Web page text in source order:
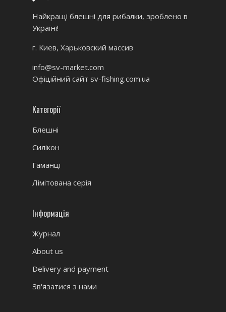
Найкращі блешні для рибалки, зроблено в
Україні!
г. Киев, Харьковский массив
info@sv-market.com
Офіційний сайт sv-fishing.com.ua
Категорії
Блешні
Силікон
Гаманці
Лімітована серія
Інформація
Журнал
About us
Delivery and payment
Зв'язатися з нами